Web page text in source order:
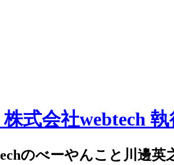
のべーやんこと川邊